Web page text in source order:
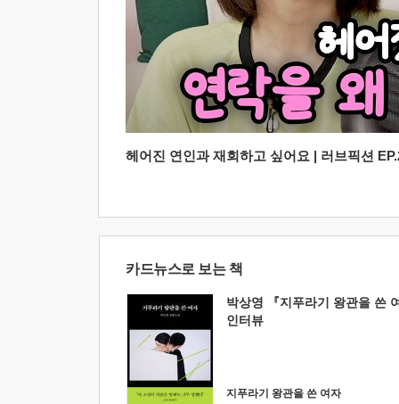
헤어진 연인과 재회하고 싶어요 | 러브픽션
카드뉴스로 보는 책
박상영 『지푸라기 왕관을 쓴
인터뷰
지푸라기 왕관을 쓴 여자